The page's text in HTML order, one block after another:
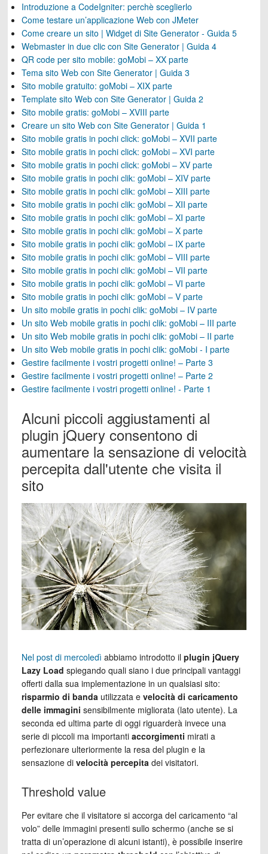
Introduzione a CodeIgniter: perchè sceglierlo
Come testare un’applicazione Web con JMeter
Come creare un sito | Widget di Site Generator - Guida 5
Webmaster in due clic con Site Generator | Guida 4
QR code per sito mobile: goMobi – XX parte
Tema sito Web con Site Generator | Guida 3
Sito mobile gratuito: goMobi – XIX parte
Template sito Web con Site Generator | Guida 2
Sito mobile gratis: goMobi – XVIII parte
Creare un sito Web con Site Generator | Guida 1
Sito mobile gratis in pochi click: goMobi – XVII parte
Sito mobile gratis in pochi click: goMobi – XVI parte
Sito mobile gratis in pochi click: goMobi – XV parte
Sito mobile gratis in pochi clik: goMobi – XIV parte
Sito mobile gratis in pochi clik: goMobi – XIII parte
Sito mobile gratis in pochi clik: goMobi – XII parte
Sito mobile gratis in pochi clik: goMobi – XI parte
Sito mobile gratis in pochi clik: goMobi – X parte
Sito mobile gratis in pochi clik: goMobi – IX parte
Sito mobile gratis in pochi clik: goMobi – VIII parte
Sito mobile gratis in pochi clik: goMobi – VII parte
Sito mobile gratis in pochi clik: goMobi – VI parte
Sito mobile gratis in pochi clik: goMobi – V parte
Un sito mobile gratis in pochi clik: goMobi – IV parte
Un sito Web mobile gratis in pochi clik: goMobi – III parte
Un sito Web mobile gratis in pochi clik: goMobi – II parte
Un sito Web mobile gratis in pochi clik: goMobi - I parte
Gestire facilmente i vostri progetti online! – Parte 3
Gestire facilmente i vostri progetti online! – Parte 2
Gestire facilmente i vostri progetti online! - Parte 1
Alcuni piccoli aggiustamenti al
plugin jQuery consentono di
aumentare la sensazione di velocità
percepita dall'utente che visita il
sito
Nel post di mercoledì abbiamo introdotto il plugin jQuery
Lazy Load spiegando quali siano i due principali vantaggi
offerti dalla sua implementazione in un qualsiasi sito:
risparmio di banda utilizzata e velocità di caricamento
delle immagini sensibilmente migliorata (lato utente). La
seconda ed ultima parte di oggi riguarderà invece una
serie di piccoli ma importanti accorgimenti mirati a
perfezionare ulteriormente la resa del plugin e la
sensazione di velocità percepita dei visitatori.
Threshold value
Per evitare che il visitatore si accorga del caricamento “al
volo” delle immagini presenti sullo schermo (anche se si
tratta di un’operazione di alcuni istanti), è possibile inserire